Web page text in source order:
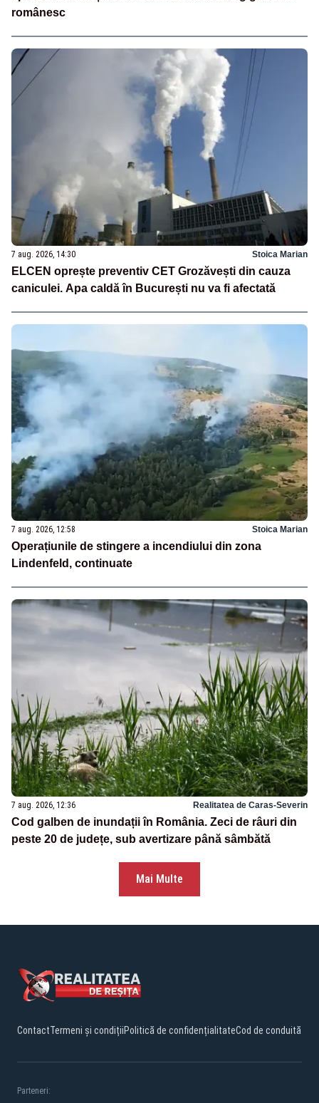
românesc
7 aug. 2026, 14:30 Stoica Marian
ELCEN oprește preventiv CET Grozăvești din cauza
caniculei. Apa caldă în București nu va fi afectată
7 aug. 2026, 12:58 Stoica Marian
Operațiunile de stingere a incendiului din zona
Lindenfeld, continuate
7 aug. 2026, 12:36 Realitatea de Caras-Severin
Cod galben de inundații în România. Zeci de râuri din
peste 20 de județe, sub avertizare până sâmbătă
Mai Multe
ContactTermeni și condițiiPolitică de confidențialitateCod de conduită
Parteneri: